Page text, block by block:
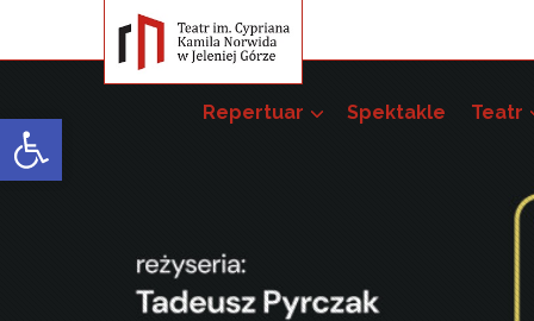
Open toolbar Repertuar Spektakle Teatr